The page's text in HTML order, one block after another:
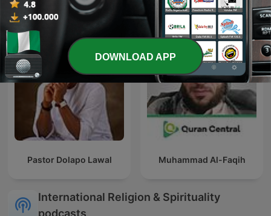
Pastor Dolapo Lawal Muhammad Al-Faqih
International Religion & Spirituality
podcasts
DOWNLOAD APP